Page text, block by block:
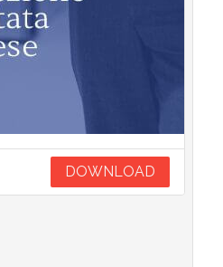
DOWNLOAD